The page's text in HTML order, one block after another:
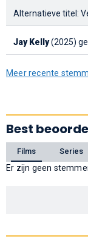
Alternatieve titel:
Jay Kelly(2025)
Meer recente
Best
Films Series
Er zijn geen